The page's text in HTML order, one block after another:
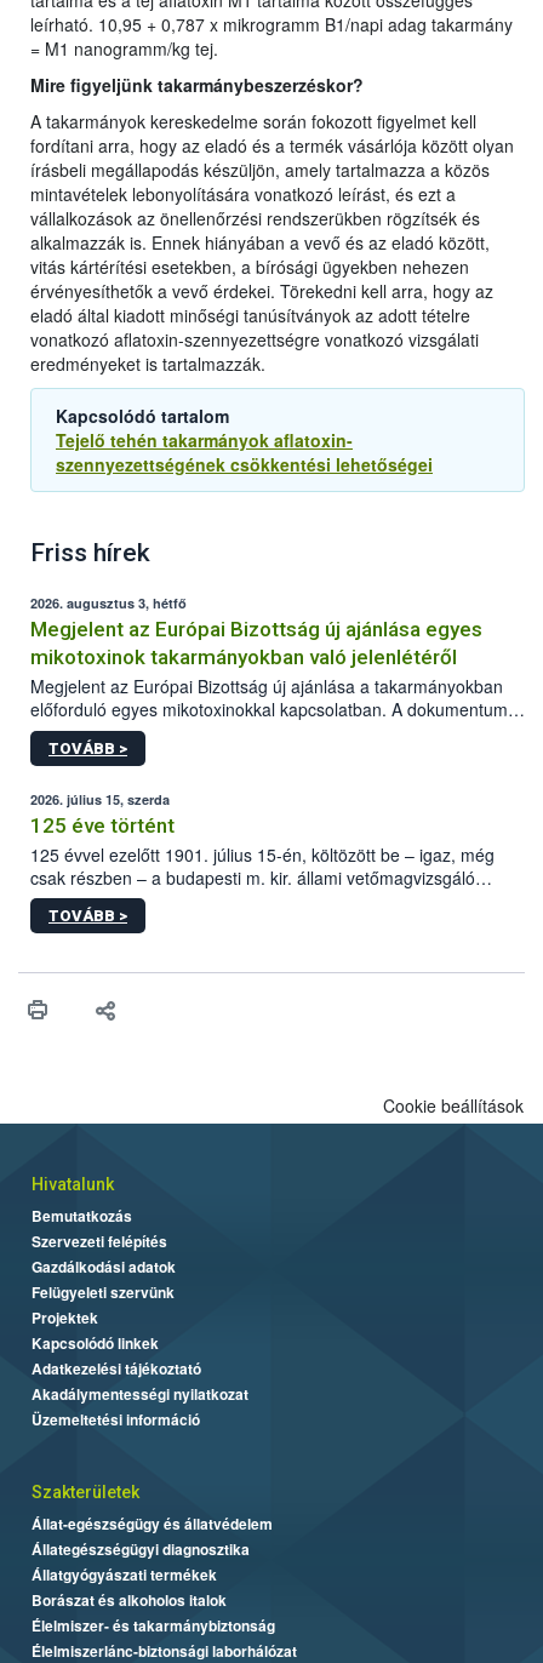
leírható. 10,95 + 0,787 x mikrogramm B1/napi adag takarmány
= M1 nanogramm/kg tej.
Mire figyeljünk takarmánybeszerzéskor?
A takarmányok kereskedelme során fokozott figyelmet kell
fordítani arra, hogy az eladó és a termék vásárlója között olyan
írásbeli megállapodás készüljön, amely tartalmazza a közös
mintavételek lebonyolítására vonatkozó leírást, és ezt a
vállalkozások az önellenőrzési rendszerükben rögzítsék és
alkalmazzák is. Ennek hiányában a vevő és az eladó között,
vitás kártérítési esetekben, a bírósági ügyekben nehezen
érvényesíthetők a vevő érdekei. Törekedni kell arra, hogy az
eladó által kiadott minőségi tanúsítványok az adott tételre
vonatkozó aflatoxin-szennyezettségre vonatkozó vizsgálati
eredményeket is tartalmazzák.
Kapcsolódó tartalom
Tejelő tehén takarmányok aflatoxin-
szennyezettségének csökkentési lehetőségei
Friss hírek
2026. augusztus 3, hétfő
Megjelent az Európai Bizottság új ajánlása egyes
mikotoxinok takarmányokban való jelenlétéről
Megjelent az Európai Bizottság új ajánlása a takarmányokban
előforduló egyes mikotoxinokkal kapcsolatban. A dokumentum
2027-től új irányértékek alkalmazását írja elő, és a jelenleg
hatályos uniós ajánlások helyébe lép.
TOVÁBB >
2026. július 15, szerda
125 éve történt
125 évvel ezelőtt 1901. július 15-én, költözött be – igaz, még
csak részben – a budapesti m. kir. állami vetőmagvizsgáló
állomás a Kis Rókus utca 15. szám alatti, Czigler Győző által
tervezett új épületébe.
TOVÁBB >
Cookie beállítások
Hivatalunk
Bemutatkozás
Szervezeti felépítés
Gazdálkodási adatok
Felügyeleti szervünk
Projektek
Kapcsolódó linkek
Adatkezelési tájékoztató
Akadálymentességi nyilatkozat
Üzemeltetési információ
Szakterületek
Állat-egészségügy és állatvédelem
Állategészségügyi diagnosztika
Állatgyógyászati termékek
Borászat és alkoholos italok
Élelmiszer- és takarmánybiztonság
Élelmiszerlánc-biztonsági laborhálózat